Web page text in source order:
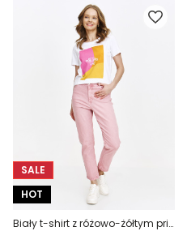
SALE
HOT
Biały t-shirt z różowo-żółtym printem